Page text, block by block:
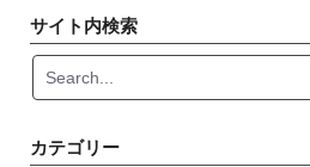
サイト内検索
カテゴリー